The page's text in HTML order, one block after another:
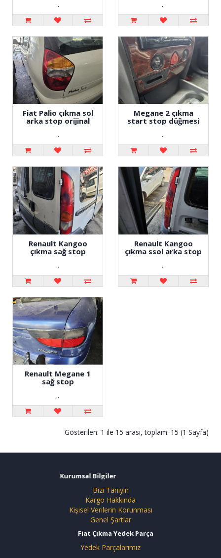
.. ..
Fiat Palio çıkma sol
arka stop orijinal
..
Megane 2 çıkma
start stop düğmesi
..
Renault Kangoo
çıkma sağ stop
..
Renault Kangoo
çıkma ssol arka stop
..
Renault Megane 1
sağ stop
..
Gösterilen: 1 ile 15 arası, toplam: 15 (1 Sayfa)
Kurumsal Bilgiler
Bizi Tanıyın
Kargo Hakkında
Kişisel Verilerin Korunması
Genel Şartlar
Fiat Çıkma Yedek Parça
Yedek Parçalarımız